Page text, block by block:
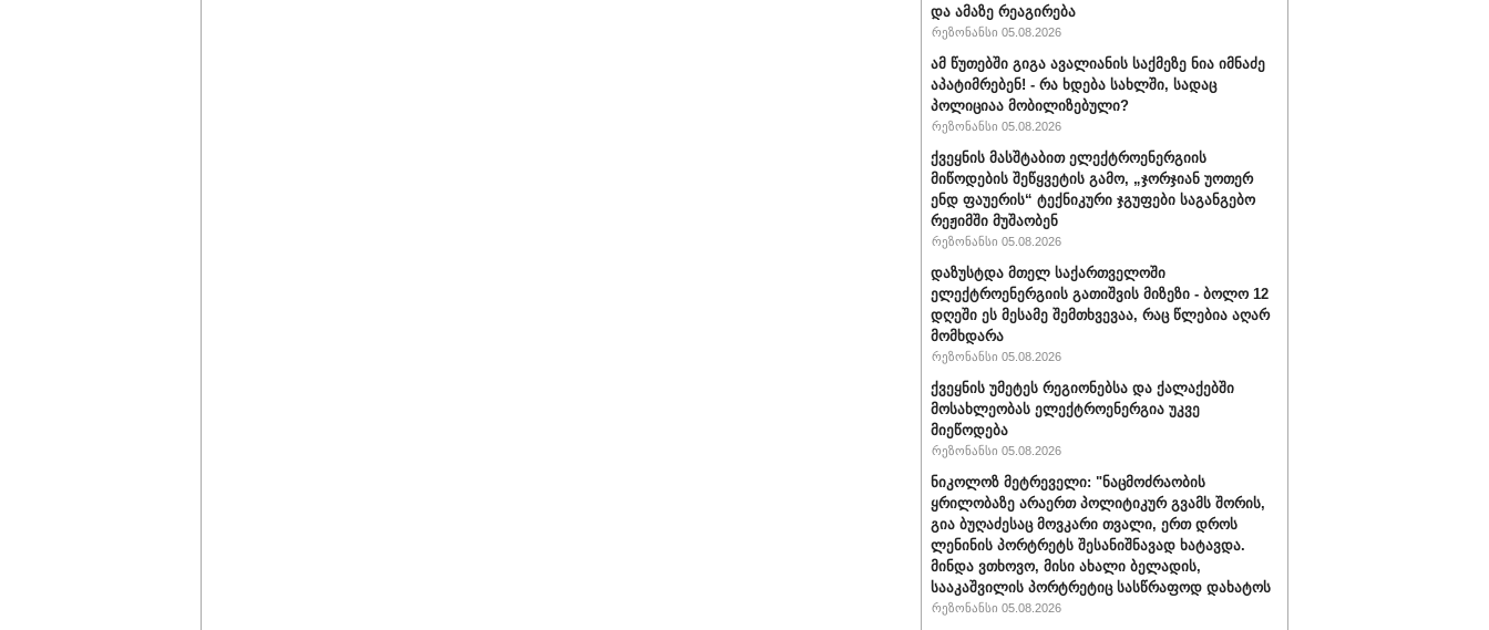
და ამაზე რეაგირება
რეზონანსი 05.08.2026
ამ წუთებში გიგა ავალიანის საქმეზე ნია იმნაძე
აპატიმრებენ! - რა ხდება სახლში, სადაც
პოლიციაა მობილიზებული?
რეზონანსი 05.08.2026
ქვეყნის მასშტაბით ელექტროენერგიის
მიწოდების შეწყვეტის გამო, „ჯორჯიან უოთერ
ენდ ფაუერის“ ტექნიკური ჯგუფები საგანგებო
რეჟიმში მუშაობენ
რეზონანსი 05.08.2026
დაზუსტდა მთელ საქართველოში
ელექტროენერგიის გათიშვის მიზეზი - ბოლო 12
დღეში ეს მესამე შემთხვევაა, რაც წლებია აღარ
მომხდარა
რეზონანსი 05.08.2026
ქვეყნის უმეტეს რეგიონებსა და ქალაქებში
მოსახლეობას ელექტროენერგია უკვე
მიეწოდება
რეზონანსი 05.08.2026
ნიკოლოზ მეტრეველი: "ნაცმოძრაობის
ყრილობაზე არაერთ პოლიტიკურ გვამს შორის,
გია ბუღაძესაც მოვკარი თვალი, ერთ დროს
ლენინის პორტრეტს შესანიშნავად ხატავდა.
მინდა ვთხოვო, მისი ახალი ბელადის,
სააკაშვილის პორტრეტიც სასწრაფოდ დახატოს
რეზონანსი 05.08.2026